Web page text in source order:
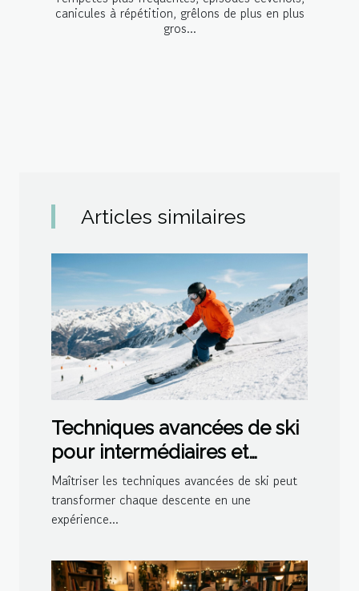
canicules à répétition, grêlons de plus en plus
gros...
Articles similaires
Techniques avancées de ski
pour intermédiaires et
experts
Maîtriser les techniques avancées de ski peut
transformer chaque descente en une
expérience...